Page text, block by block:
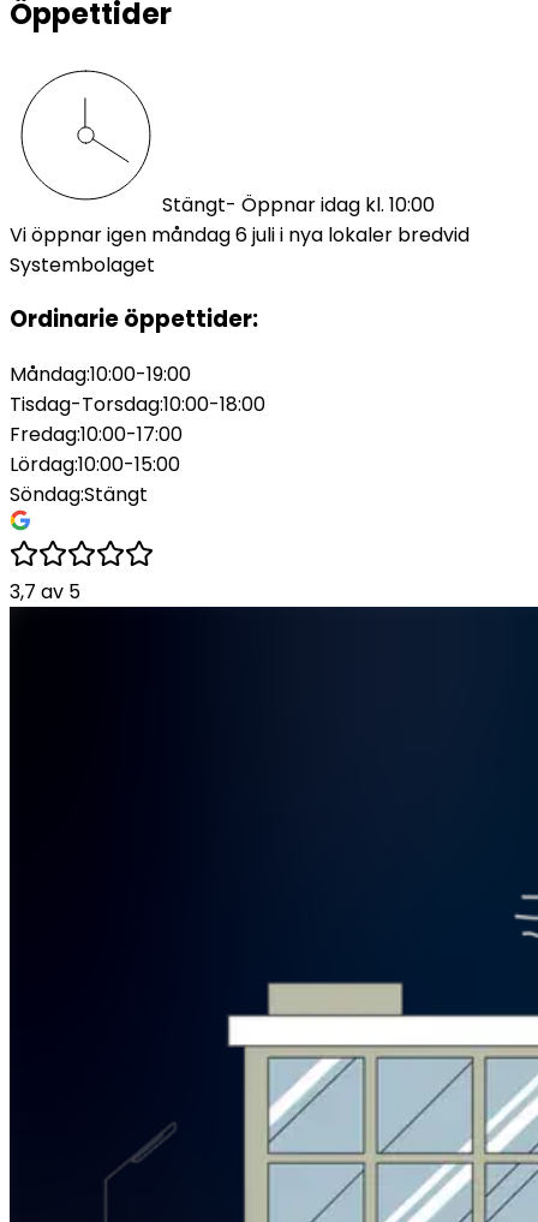
Öppettider
Stängt- Öppnar idag kl. 10:00
Vi öppnar igen måndag 6 juli i nya lokaler bredvid
Systembolaget
Ordinarie öppettider:
Måndag:10:00-19:00
Tisdag-Torsdag:10:00-18:00
Fredag:10:00-17:00
Lördag:10:00-15:00
Söndag:Stängt
3,7 av 5